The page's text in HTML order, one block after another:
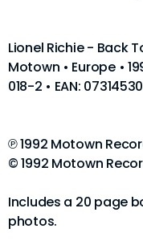
Lionel Richie - Back
Motown • Europe •
018-2 • EAN:
℗ 1992 Motown
© 1992 Motown
Includes a 20 page
photos.